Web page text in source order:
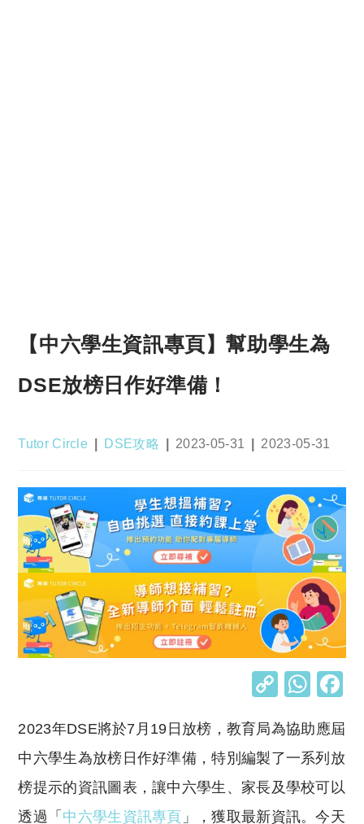
【中六學生資訊專頁】幫助學生為
DSE放榜日作好準備！
Post
Tutor Circle
Post
DSE攻略
Post
2023-05-31
Post
2023-05-31
C
p
y
Li
n
W
at
s
A
p
2023年DSE將於7月19日放榜，教育局為協助應屆
中六學生為放榜日作好準備，特別編製了一系列放
榜提示的資訊圖表，讓中六學生、家長及學校可以
透過「 中六學生資訊專頁 」，獲取最新資訊。今天